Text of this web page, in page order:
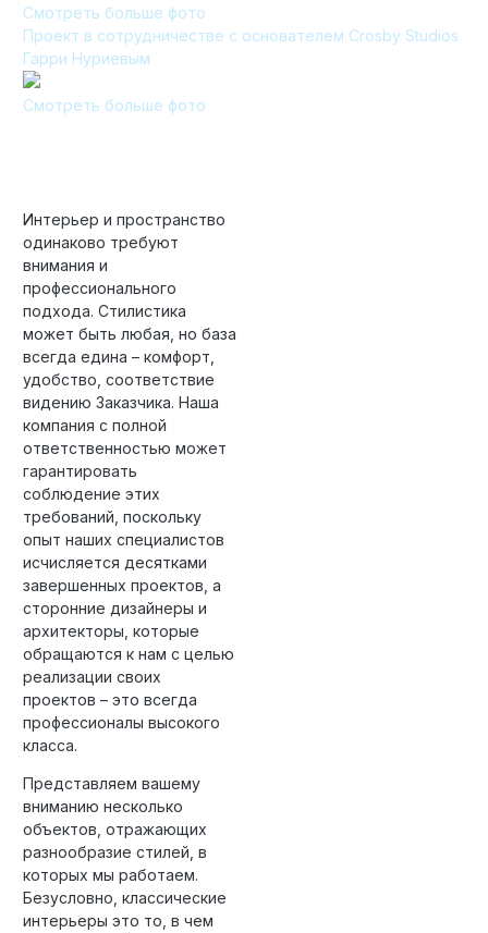
Технология по улучшенным российским нормативам
Технология здоровый дом
Смотреть больше фото
Проект в сотрудничестве с основателем Crosby Studios
Гарри Нуриевым
Смотреть больше фото
Интерьер и пространство
одинаково требуют
внимания и
профессионального
подхода. Стилистика
может быть любая, но база
всегда едина – комфорт,
удобство, соответствие
видению Заказчика. Наша
компания с полной
ответственностью может
гарантировать
соблюдение этих
требований, поскольку
опыт наших специалистов
исчисляется десятками
завершенных проектов, а
сторонние дизайнеры и
архитекторы, которые
обращаются к нам с целью
реализации своих
проектов – это всегда
профессионалы высокого
класса.
Представляем вашему
вниманию несколько
объектов, отражающих
разнообразие стилей, в
которых мы работаем.
Безусловно, классические
интерьеры это то, в чем